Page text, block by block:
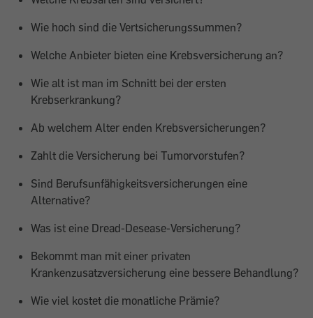
Wie hoch sind die Vertsicherungssummen?
Welche Anbieter bieten eine Krebsversicherung an?
Wie alt ist man im Schnitt bei der ersten
Krebserkrankung?
Ab welchem Alter enden Krebsversicherungen?
Zahlt die Versicherung bei Tumorvorstufen?
Sind Berufsunfähigkeitsversicherungen eine
Alternative?
Was ist eine Dread-Desease-Versicherung?
Bekommt man mit einer privaten
Krankenzusatzversicherung eine bessere Behandlung?
Wie viel kostet die monatliche Prämie?